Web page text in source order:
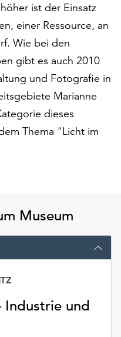
ist der Einsatz
einer Ressource, an
Wie bei den
gibt es auch 2010
und Fotografie in
Marianne
dieses
Thema "Licht im
Museum
Industrie und